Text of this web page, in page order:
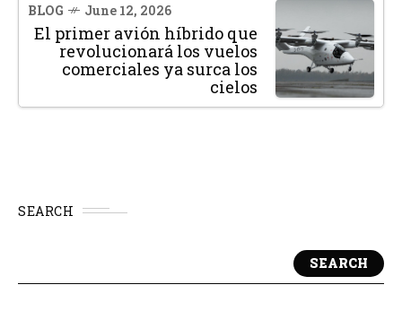
BLOG June 12, 2026
El primer avión híbrido que
revolucionará los vuelos
comerciales ya surca los
cielos
SEARCH
SEARCH